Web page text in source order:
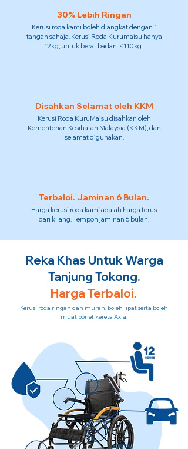
30% Lebih Ringan
Kerusi roda kami boleh diangkat dengan 1
tangan sahaja. Kerusi Roda Kurumaisu hanya
12kg, untuk berat badan <110kg.
Disahkan Selamat oleh KKM
Kerusi Roda KuruMaisu disahkan oleh
Kementerian Kesihatan Malaysia (KKM), dan
selamat digunakan.
Terbaloi. Jaminan 6 Bulan.
Harga kerusi roda kami adalah harga terus
dari kilang. Tempoh jaminan 6 bulan.
Reka Khas Untuk Warga
Tanjung Tokong.
Harga Terbaloi.
Kerusi roda ringan dan murah, boleh lipat serta boleh
muat bonet kereta Axia.